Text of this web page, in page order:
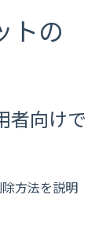
トの
者向けで
方法を説明